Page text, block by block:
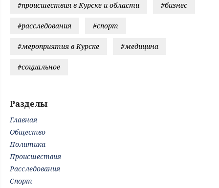
#происшествия в Курске и области #бизнес
#расследования #спорт
#мероприятия в Курске #медицина
#социальное
Разделы
Главная
Общество
Политика
Происшествия
Расследования
Спорт